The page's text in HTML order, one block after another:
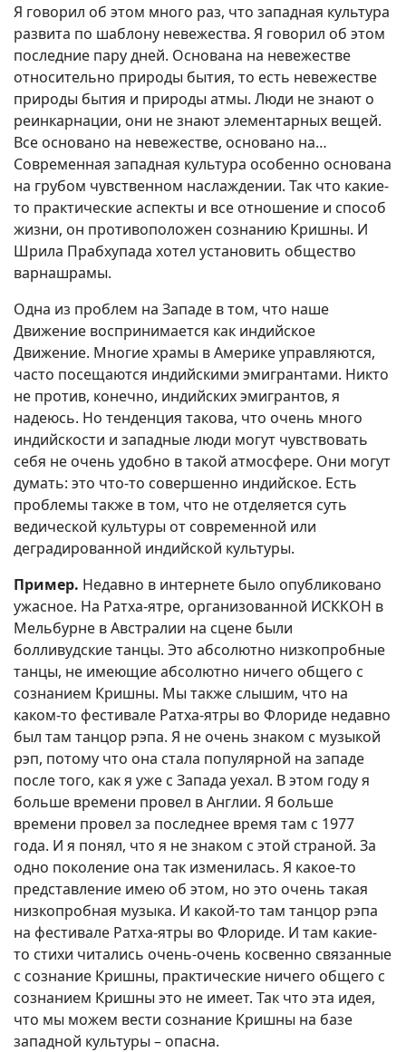
Я говорил об этом много раз, что западная культура
развита по шаблону невежества. Я говорил об этом
последние пару дней. Основана на невежестве
относительно природы бытия, то есть невежестве
природы бытия и природы атмы. Люди не знают о
реинкарнации, они не знают элементарных вещей.
Все основано на невежестве, основано на…
Современная западная культура особенно основана
на грубом чувственном наслаждении. Так что какие-
то практические аспекты и все отношение и способ
жизни, он противоположен сознанию Кришны. И
Шрила Прабхупада хотел установить общество
варнашрамы.
Одна из проблем на Западе в том, что наше
Движение воспринимается как индийское
Движение. Многие храмы в Америке управляются,
часто посещаются индийскими эмигрантами. Никто
не против, конечно, индийских эмигрантов, я
надеюсь. Но тенденция такова, что очень много
индийскости и западные люди могут чувствовать
себя не очень удобно в такой атмосфере. Они могут
думать: это что-то совершенно индийское. Есть
проблемы также в том, что не отделяется суть
ведической культуры от современной или
деградированной индийской культуры.
Пример. Недавно в интернете было опубликовано
ужасное. На Ратха-ятре, организованной ИСККОН в
Мельбурне в Австралии на сцене были
болливудские танцы. Это абсолютно низкопробные
танцы, не имеющие абсолютно ничего общего с
сознанием Кришны. Мы также слышим, что на
каком-то фестивале Ратха-ятры во Флориде недавно
был там танцор рэпа. Я не очень знаком с музыкой
рэп, потому что она стала популярной на западе
после того, как я уже с Запада уехал. В этом году я
больше времени провел в Англии. Я больше
времени провел за последнее время там с 1977
года. И я понял, что я не знаком с этой страной. За
одно поколение она так изменилась. Я какое-то
представление имею об этом, но это очень такая
низкопробная музыка. И какой-то там танцор рэпа
на фестивале Ратха-ятры во Флориде. И там какие-
то стихи читались очень-очень косвенно связанные
с сознание Кришны, практические ничего общего с
сознанием Кришны это не имеет. Так что эта идея,
что мы можем вести сознание Кришны на базе
западной культуры – опасна.